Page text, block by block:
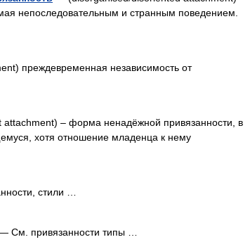
непоследовательным и странным поведением.
преждевременная независимость от
– форма ненадёжной привязанности, в
хотя отношение младенца к нему
стили …
См. привязанности типы …